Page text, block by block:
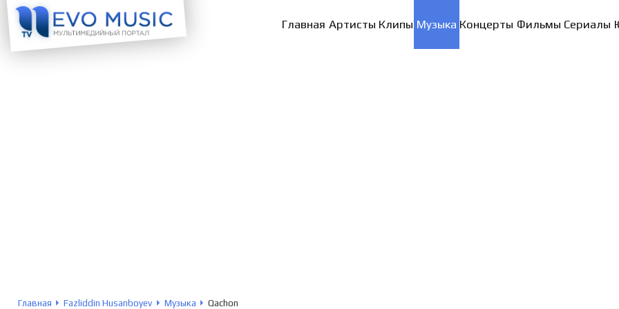
Главная Артисты Клипы Музыка Концерты Фильмы Сериалы
Главная Fazliddin Husanboyev Музыка Qachon